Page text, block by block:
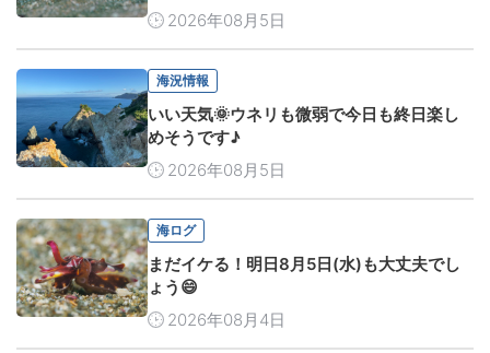
2026年08月5日
海況情報
いい天気🌞ウネリも微弱で今日も終日楽し
めそうです♪
2026年08月5日
海ログ
まだイケる！明日8月5日(水)も大丈夫でし
ょう😄
2026年08月4日